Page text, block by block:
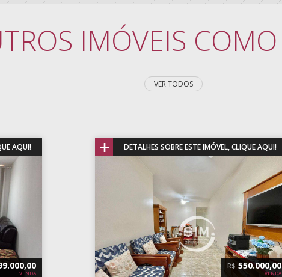
IMÓVEIS COMO
VER TODOS
AQUI!
VENDA
+ DETALHES SOBRE ESTE IMÓVEL, CLIQUE AQUI!
R$ 590.000,00
VENDA